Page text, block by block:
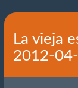
La vieja
2012-